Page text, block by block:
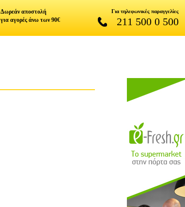
Δωρεάν αποστολή
για αγορές άνω των 90€
Για τηλεφωνικές παραγγελίες
211 500 0 500